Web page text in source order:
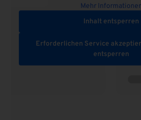
Mehr
Inhalt entsperren
Erforderlichen Service
entsperren